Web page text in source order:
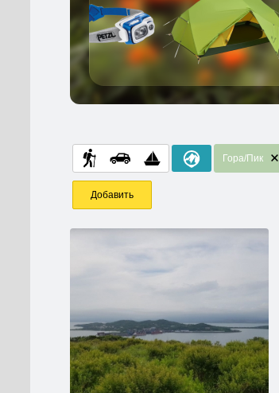
Гора/Пик
Добавить